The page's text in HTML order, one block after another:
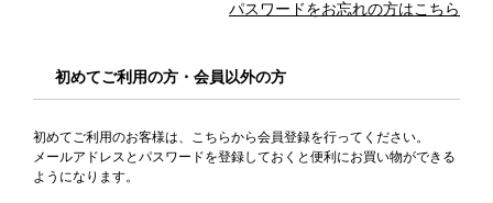
パスワードをお忘れの方はこちら
初めてご利用の方・会員以外の方
初めてご利用のお客様は、こちらから会員登録を行ってください。
メールアドレスとパスワードを登録しておくと便利にお買い物ができる
ようになります。